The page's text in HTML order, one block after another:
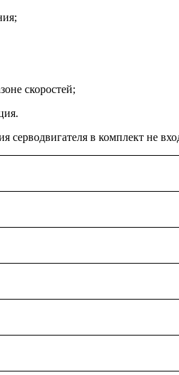
скоростей;
серводвигателя в комплект не